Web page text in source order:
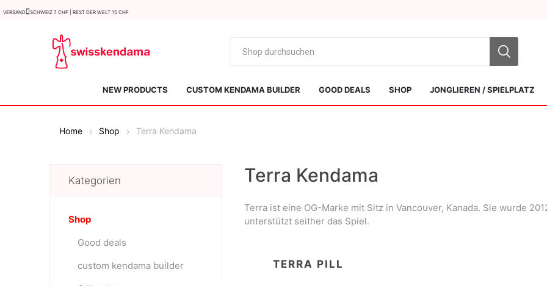
Versand Schweiz 7 CHF | Rest der Welt 15 CHF
NEW PRODUCTS CUSTOM KENDAMA BUILDER GOOD DEALS SHOP JONGLIEREN / SPIELPLATZ
Kendama ISR Sol Kendamas Swiss Kendama
Home Shop Terra Kendama
Terra Kendama
Terra ist eine OG-Marke mit Sitz in Vancouver, Kanada. Sie wurde
unterstützt seither das Spiel.
TERRA PILL
Kategorien
Shop
Good deals
custom kendama builder